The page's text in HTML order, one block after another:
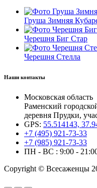
Груша Зимняя
Черешня Биг Стар
Черешня Стелла
Наши контакты
Московская область
Раменский
деревня Прудки,
GPS: 55.514143,
+7 (495) 921-73-33
+7 (985) 921-73-33
ПН - ВС : 9:00 -
Copyright © Всесаженцы